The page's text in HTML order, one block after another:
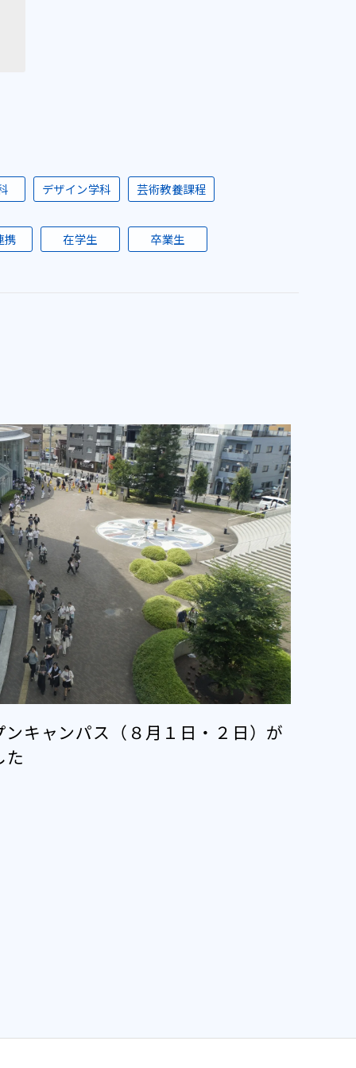
デザイン学科 芸術教養課程
携 在学生 卒業生
キャンパス（８月１日・２日）が
た